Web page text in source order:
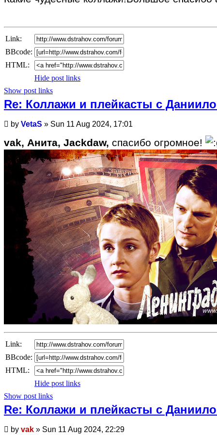
Link:
BBcode:
HTML:
Hide post links
Show post links
Re: Коллажи и плейкасты с
Unread
by VetaS » Sun 11 Aug 2024, 17:01
vak, Анита, Jackdaw, спасибо огромное!
Link:
BBcode:
HTML:
Hide post links
Show post links
Re: Коллажи и плейкасты с
Unread
by vak » Sun 11 Aug 2024, 22:29